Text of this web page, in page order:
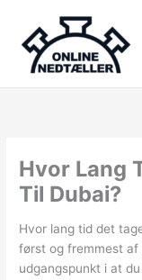
indholdet
Hvor Lang
Til Dubai?
Hvor lang tid det
først og fremmest
udgangspunkt i at